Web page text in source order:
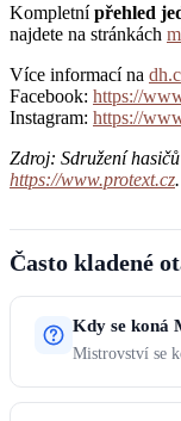
Kompletnípřehled
najdete na stránkách
Více informací na
Facebook: https://
Instagram: https://
Zdroj: Sdružení
https://www.protext.cz.
Často kladené
Kdy se koná
Mistrovství se